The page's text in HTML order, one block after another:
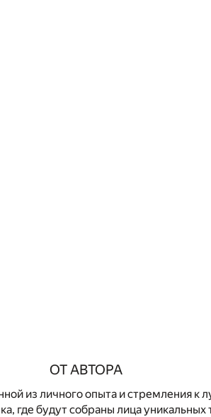
ОТ АВТОРА
из личного опыта и стремления
где будут собраны лица